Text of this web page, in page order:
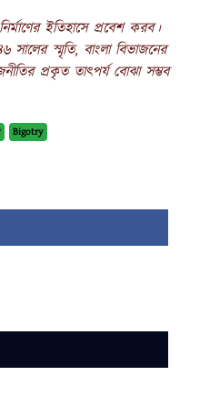
ইতিহাসে প্রবেশ করব।
স্মৃতি, বাংলা বিভাজনের
প্রকৃত তাৎপর্য বোঝা সম্ভব
Bigotry